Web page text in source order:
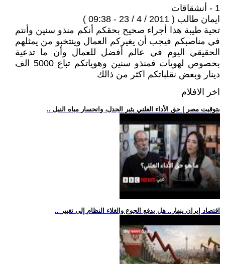
1 - أنشقاقات
ايمان طالب ( 2011 / 4 / 23 - 09:38 )
تحية طيبة هذا أجراء صحيح بحقكم أنكم منذو سنين وأنتم
في مناصبكم فيجب أن يغيركم العمال وينتخبو من يمثلهم
الحقيقي اليوم في عالم أفضل للعمال وأن ما تدعية
بخصوص لهويات فمنذو سنين وهوياتكم تباع 5000 الف
دينار وبعض نقلباتكم اكثر من ذالك
اخر الافلام
.. بتوقيت مصر | حق الأداء العلني يثير الجدل، وانحسار مياه النيل
.. اقتصاد إيران ينهار.. هل يدفع الجوع والغلاء النظام إلى تغيير